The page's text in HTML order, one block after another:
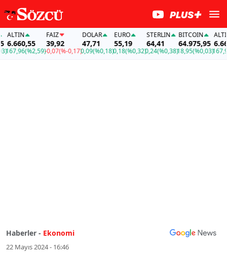
(%2,59)
FAİZ
39,92
-0,07(%-0,17)
DOLAR
47,71
0,09(%0,18)
EURO
55,19
0,18(%0,32)
STERLIN
64,41
0,24(%0,38)
BITCOIN
64.975,95
18,95(%0,03)
ALTIN
167,96
Haberler - Ekonomi
22 Mayıs 2024 - 16:46